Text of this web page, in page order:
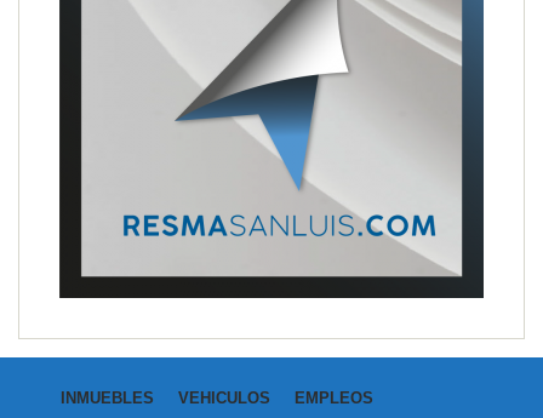
INMUEBLES VEHICULOS EMPLEOS